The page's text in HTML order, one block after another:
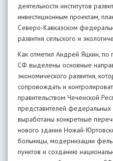
деятельности институтов
инвестиционным проектам,
Северо-Кавказском
развития сельского и
Как отметил Андрей Яцкин,
СФ выделены основные
экономического развития,
сопровождать и
правительством Чеченской
представителей федеральных
выработаны конкретные
нового здания Ножай-
больницы, модернизации
пунктов и созданию